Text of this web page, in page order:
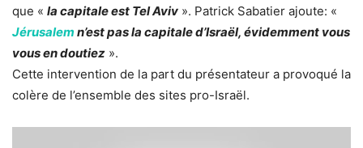
que « la capitale est Tel Aviv ». Patrick Sabatier ajoute: «
Jérusalem n’est pas la capitale d’Israël, évidemment vous
vous en doutiez ».
Cette intervention de la part du présentateur a provoqué la
colère de l’ensemble des sites pro-Israël.